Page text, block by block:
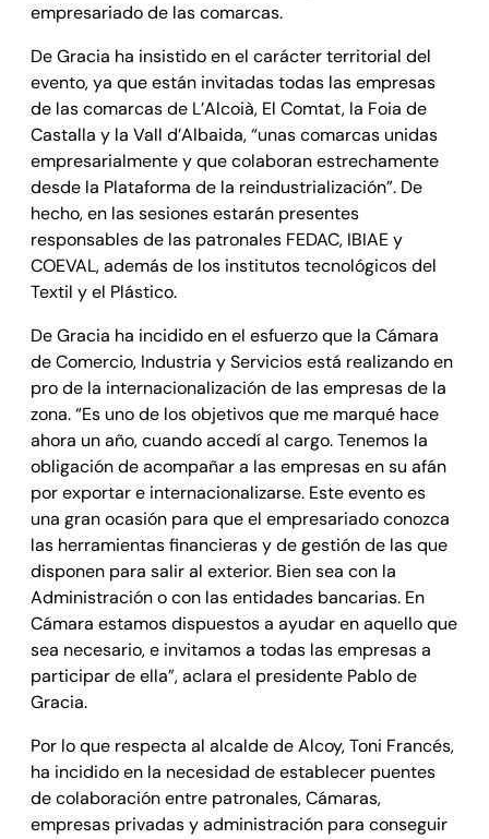
empresariado de las comarcas.
De Gracia ha insistido en el carácter territorial del
evento, ya que están invitadas todas las empresas
de las comarcas de L’Alcoià, El Comtat, la Foia de
Castalla y la Vall d’Albaida, “unas comarcas unidas
empresarialmente y que colaboran estrechamente
desde la Plataforma de la reindustrialización”. De
hecho, en las sesiones estarán presentes
responsables de las patronales FEDAC, IBIAE y
COEVAL, además de los institutos tecnológicos del
Textil y el Plástico.
De Gracia ha incidido en el esfuerzo que la Cámara
de Comercio, Industria y Servicios está realizando en
pro de la internacionalización de las empresas de la
zona. “Es uno de los objetivos que me marqué hace
ahora un año, cuando accedí al cargo. Tenemos la
obligación de acompañar a las empresas en su afán
por exportar e internacionalizarse. Este evento es
una gran ocasión para que el empresariado conozca
las herramientas financieras y de gestión de las que
disponen para salir al exterior. Bien sea con la
Administración o con las entidades bancarias. En
Cámara estamos dispuestos a ayudar en aquello que
sea necesario, e invitamos a todas las empresas a
participar de ella”, aclara el presidente Pablo de
Gracia.
Por lo que respecta al alcalde de Alcoy, Toni Francés,
ha incidido en la necesidad de establecer puentes
de colaboración entre patronales, Cámaras,
empresas privadas y administración para conseguir